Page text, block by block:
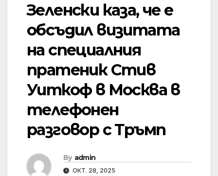
Зеленски каза, че е
обсъдил визитата
на специалния
пратеник Стив
Уиткоф в Москва в
телефонен
разговор с Тръмп
By admin
ОКТ. 28, 2025